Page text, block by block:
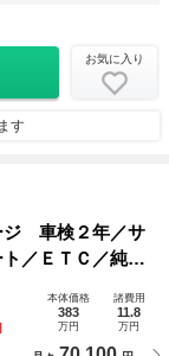
お気に入り
す
車検２年／サ
／ＥＴＣ／純正
シュスタート／
本体価格
383
万円
諸費用
11.8
万円